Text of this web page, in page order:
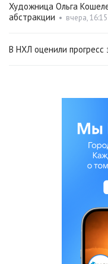
Художница Ольга
абстракции • вчера, 16:15
В НХЛ оценили